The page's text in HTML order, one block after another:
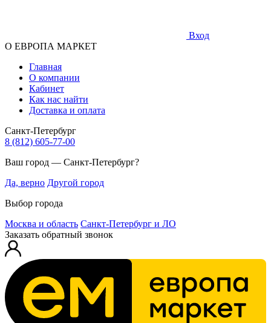
Вход
О ЕВРОПА МАРКЕТ
Главная
О компании
Кабинет
Как нас найти
Доставка и оплата
Санкт-Петербург
8 (812) 605-77-00
Ваш город — Санкт-Петербург?
Да, верно Другой город
Выбор города
Москва и область Санкт-Петербург и ЛО
Заказать обратный звонок